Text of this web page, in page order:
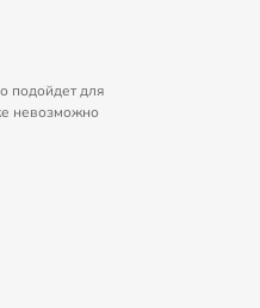
подойдет для
невозможно